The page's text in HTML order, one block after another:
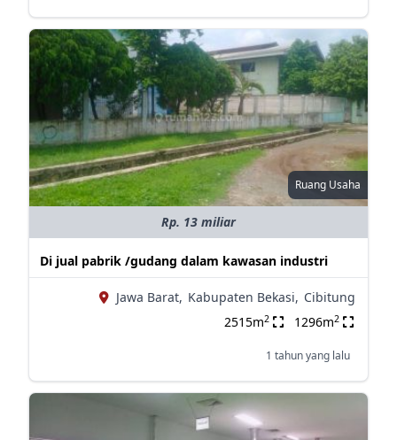
Ruang Usaha
Rp. 13 miliar
Di jual pabrik /gudang dalam kawasan industri
Jawa Barat, Kabupaten Bekasi, Cibitung
2515m2 1296m2
1 tahun yang lalu